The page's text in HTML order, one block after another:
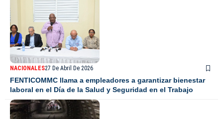
NACIONALES27 De Abril De 2026
FENTICOMMC llama a empleadores a garantizar bienestar
laboral en el Día de la Salud y Seguridad en el Trabajo